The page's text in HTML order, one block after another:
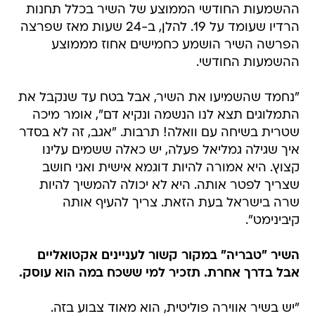
ההשמעות החודשי הממוצע של השיר בכלל תחנות
הרדיו שעומד על 19. להלן, ב-24 שעות מאז שפרצה
הפרשה השיר הושמע כחמישים אחוז מממוצע
ההשמעות החודשי.
"נחמד שהשמיעו את השיר, אבל בטח עד שנקבל את
התמלוגים תצא לנו הנשמה ונקיא דם", אומר מיכה
שטרית בשיחה עם וואלה! תרבות. "אגב, זה לא בסדר
איך שגילה גמליאל פעלה, יש כאלה ששמים עלינו
קצוץ. היא אמורה להיות דוגמא אישית ואני חושב
שצריך לפטר אותה. היא לא יכולה להמשיך להיות
שרה בישראל בעת הזאת. צריך להעיף אותה
קיבינימט".
השיר "טבריה" במקור קשור לעניינים אקטואליים
אבל בדרך אחרת. תזכיר למי ששכח במה הוא עוסק.
"יש בשיר אווירה פוליטית, הוא מאוד צבוע בזה.